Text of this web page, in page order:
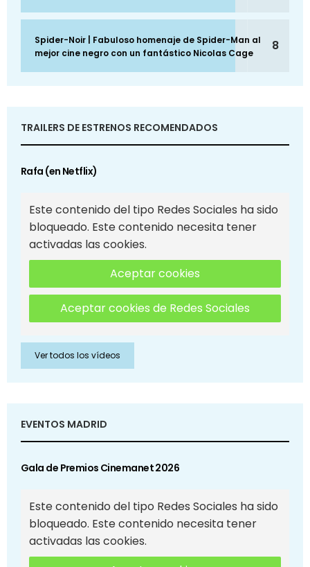
Spider-Noir | Fabuloso homenaje de Spider-Man al
mejor cine negro con un fantástico Nicolas Cage
8
TRAILERS DE ESTRENOS RECOMENDADOS
Rafa (en Netflix)
Este contenido del tipo Redes Sociales ha sido
bloqueado. Este contenido necesita tener
activadas las cookies.
Aceptar cookies
Aceptar cookies de Redes Sociales
Ver todos los vídeos
EVENTOS MADRID
Gala de Premios Cinemanet 2026
Este contenido del tipo Redes Sociales ha sido
bloqueado. Este contenido necesita tener
activadas las cookies.